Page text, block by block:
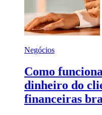
Negócios
Como
dinheiro do
financeiras